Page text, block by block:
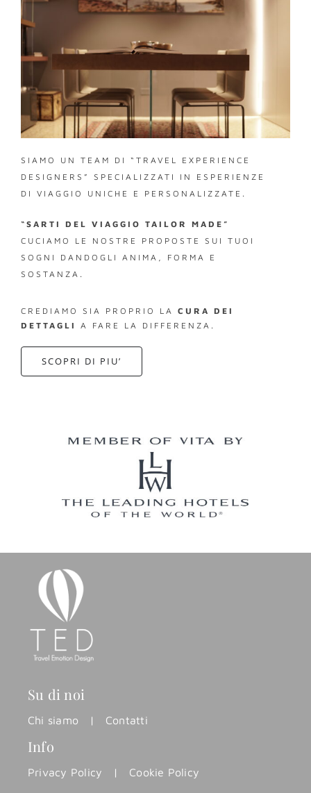
SIAMO UN TEAM DI “TRAVEL EXPERIENCE
DESIGNERS” SPECIALIZZATI IN ESPERIENZE
DI VIAGGIO UNICHE E PERSONALIZZATE.
“SARTI DEL VIAGGIO TAILOR MADE”
CUCIAMO LE NOSTRE PROPOSTE SUI TUOI
SOGNI DANDOGLI ANIMA, FORMA E
SOSTANZA.
CREDIAMO SIA PROPRIO LA CURA DEI
DETTAGLI
A FARE LA DIFFERENZA.
SCOPRI DI PIU’
Su di noi
Chi siamo | Contatti
Info
Privacy Policy | Cookie Policy